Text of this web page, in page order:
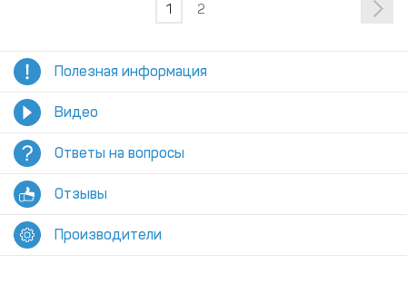
1 2
Полезная информация
Видео
Ответы на вопросы
Отзывы
Производители